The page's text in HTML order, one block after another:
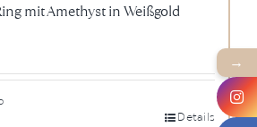
mit Amethyst in Weißgold
Details
→